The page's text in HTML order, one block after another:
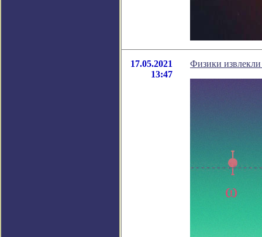
17.05.2021
13:47
Физики извлекли